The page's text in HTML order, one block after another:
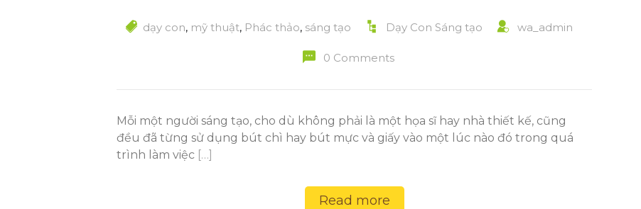
dạy con, mỹ thuật, Phác thảo, sáng tạo Dạy Con Sáng tạo wa_admin
0 Comments
Mỗi một người sáng tạo, cho dù không phải là một họa sĩ hay nhà thiết kế, cũng
đều đã từng sử dụng bút chì hay bút mực và giấy vào một lúc nào đó trong quá
trình làm việc […]
Read more